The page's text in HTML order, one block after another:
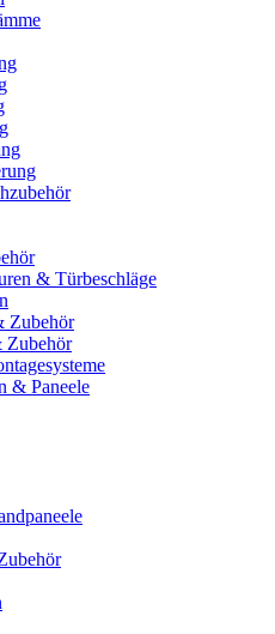
& Türbeschläge
Zubehör
Zubehör
& Paneele